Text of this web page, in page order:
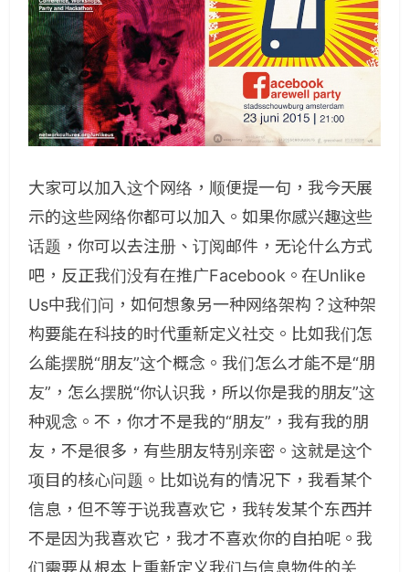
大家可以加入这个网络，顺便提一句，我今天展
示的这些网络你都可以加入。如果你感兴趣这些
话题，你可以去注册、订阅邮件，无论什么方式
吧，反正我们没有在推广Facebook。在Unlike
Us中我们问，如何想象另一种网络架构？这种架
构要能在科技的时代重新定义社交。比如我们怎
么能摆脱“朋友”这个概念。我们怎么才能不是“朋
友”，怎么摆脱“你认识我，所以你是我的朋友”这
种观念。不，你才不是我的“朋友”，我有我的朋
友，不是很多，有些朋友特别亲密。这就是这个
项目的核心问题。比如说有的情况下，我看某个
信息，但不等于说我喜欢它，我转发某个东西并
不是因为我喜欢它，我才不喜欢你的自拍呢。我
们需要从根本上重新定义我们与信息物件的关